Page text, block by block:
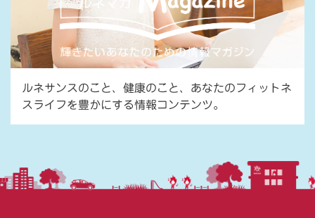
ルネサンスのこと、健康のこと、あなたのフィットネ
スライフを豊かにする情報コンテンツ。